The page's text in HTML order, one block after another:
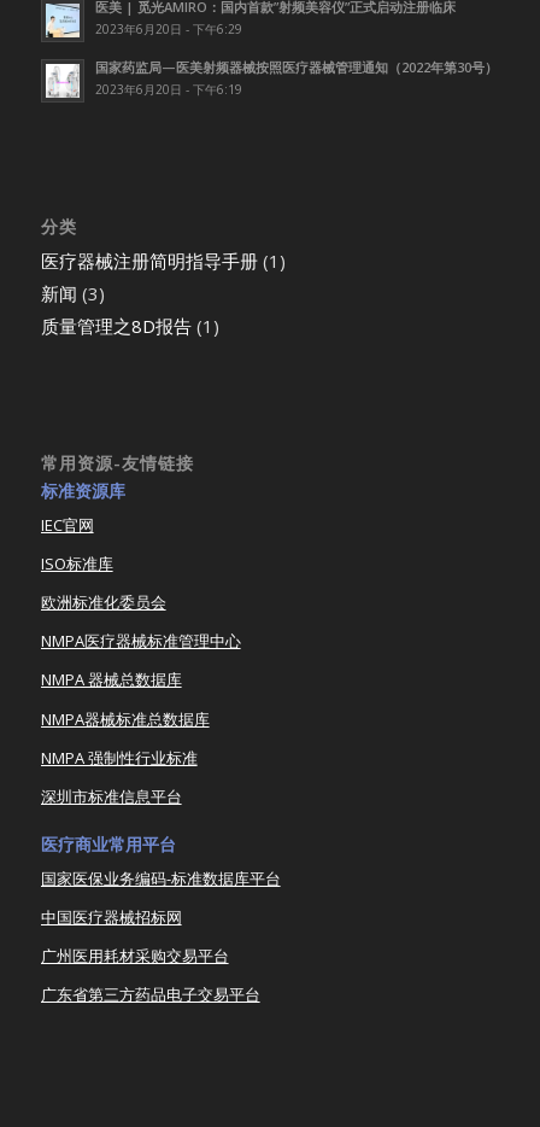
医美 | 觅光AMIRO：国内首款”射频美容仪”正式启动注册临床
2023年6月20日 - 下午6:29
国家药监局—医美射频器械按照医疗器械管理通知（2022年第30号）
2023年6月20日 - 下午6:19
分类
医疗器械注册简明指导手册(1)
新闻 (3)
质量管理之8D报告(1)
常用资源-友情链接
标准资源库
IEC官网
ISO标准库
欧洲标准化委员会
NMPA医疗器械标准管理中心
NMPA 器械总数据库
NMPA器械标准总数据库
NMPA 强制性行业标准
深圳市标准信息平台
医疗商业常用平台
国家医保业务编码-标准数据库平台
中国医疗器械招标网
广州医用耗材采购交易平台
广东省第三方药品电子交易平台